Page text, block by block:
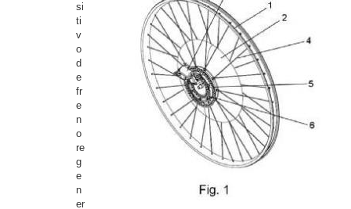
si
ti
v
o
d
e
fr
e
n
o
re
g
e
n
er